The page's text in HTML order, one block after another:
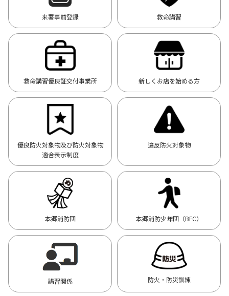
来署事前登録 救命講習
救命講習優良証交付事業所 新しくお店を始める方
優良防火対象物及び防火対象物
適合表示制度
違反防火対象物
本郷消防団 本郷消防少年団（BFC）
講習関係 防火・防災訓練